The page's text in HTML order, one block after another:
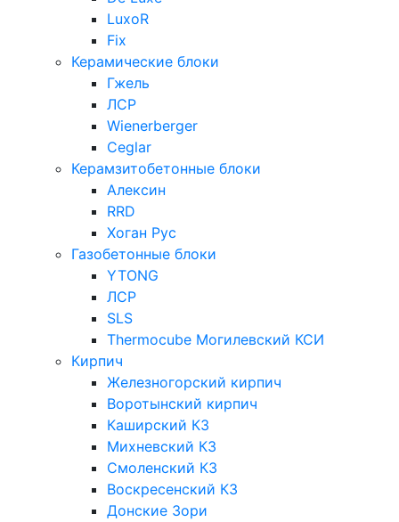
LuxoR
Fix
Керамические блоки
Гжель
ЛСР
Wienerberger
Ceglar
Керамзитобетонные блоки
Алексин
RRD
Хоган Рус
Газобетонные блоки
YTONG
ЛСР
SLS
Thermocube Могилевский КСИ
Кирпич
Железногорский кирпич
Воротынский кирпич
Каширский КЗ
Михневский КЗ
Смоленский КЗ
Воскресенский КЗ
Донские Зори